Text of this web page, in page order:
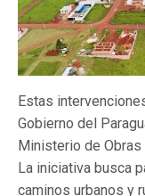
Estas
Gobierno del
Ministerio de
La iniciativa busca
caminos urbanos y